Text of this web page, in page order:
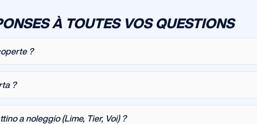
À TOUTES VOS QUESTIONS
?
?
a noleggio (Lime, Tier, Voi) ?